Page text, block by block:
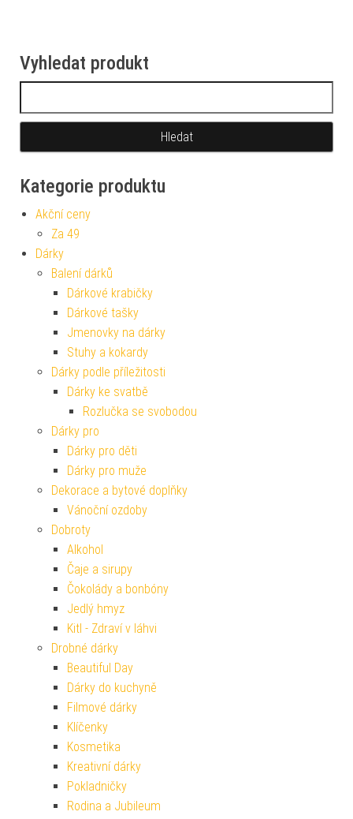
Vyhledat produkt
Kategorie produktu
Akční ceny
Za 49
Dárky
Balení dárků
Dárkové krabičky
Dárkové tašky
Jmenovky na dárky
Stuhy a kokardy
Dárky podle příležitosti
Dárky ke svatbě
Rozlučka se svobodou
Dárky pro
Dárky pro děti
Dárky pro muže
Dekorace a bytové doplňky
Vánoční ozdoby
Dobroty
Alkohol
Čaje a sirupy
Čokolády a bonbóny
Jedlý hmyz
Kitl - Zdraví v láhvi
Drobné dárky
Beautiful Day
Dárky do kuchyně
Filmové dárky
Klíčenky
Kosmetika
Kreativní dárky
Pokladničky
Rodina a Jubileum